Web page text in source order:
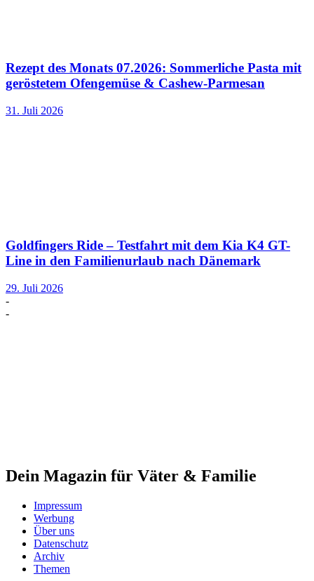
Rezept des Monats 07.2026: Sommerliche Pasta mit
geröstetem Ofengemüse & Cashew-Parmesan
31. Juli 2026
Goldfingers Ride – Testfahrt mit dem Kia K4 GT-
Line in den Familienurlaub nach Dänemark
29. Juli 2026
-
-
Dein Magazin für Väter & Familie
Impressum
Werbung
Über uns
Datenschutz
Archiv
Themen